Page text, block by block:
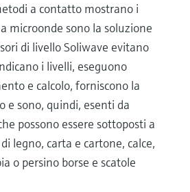
a contatto mostrano i
microonde sono la soluzione
di livello Soliwave evitano
i livelli, eseguono
e calcolo, forniscono la
e sono, quindi, esenti da
possono essere sottoposti a
legno, carta e cartone, calce,
o persino borse e scatole